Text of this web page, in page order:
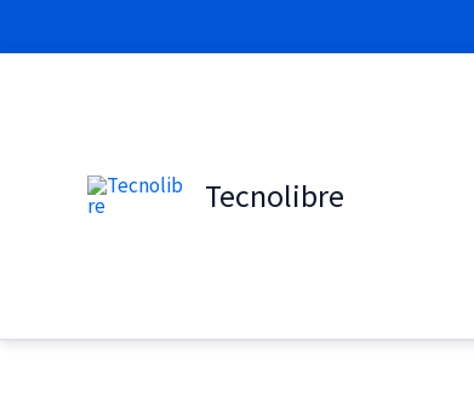
al
Tecnolibre